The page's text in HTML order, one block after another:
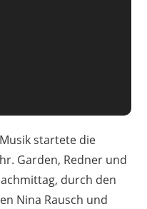
startete die
Garden, Redner und
durch den
Nina Rausch und